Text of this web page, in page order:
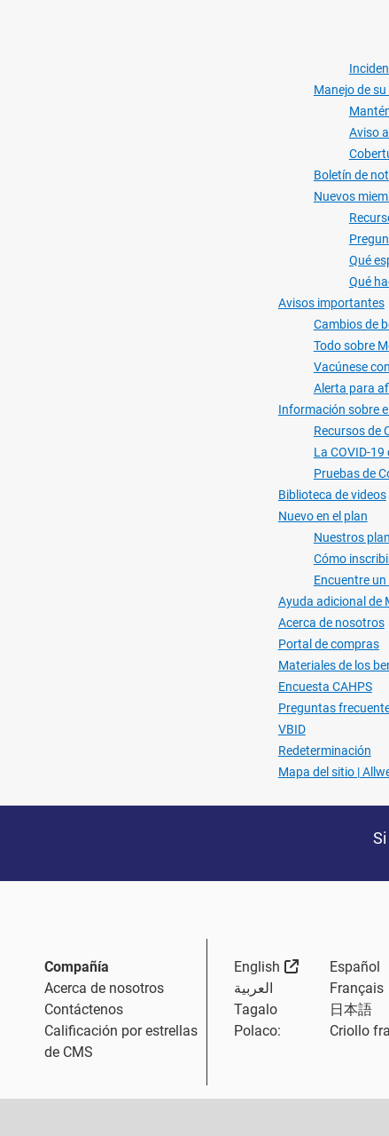
Manejo de su
Aviso
Boletín de
Nuevos
Qué
Qué
Avisos importantes
Cambios de
Todo sobre
Vacúnese
Alerta para
Información sobre
Recursos de
La COVID-
Pruebas de
Biblioteca de videos
Nuevo en el plan
Nuestros
Cómo
Encuentre
Ayuda adicional de
Acerca de nosotros
Portal de compras
Materiales de los
Encuesta CAHPS
Preguntas
VBID
Redeterminación
Mapa del sitio |
Compañía
Acerca de nosotros
Contáctenos
Calificación por estrellas
de CMS
English External Link
Español
العربية
Français
Tagalo
日本語
Polaco:
Criollo